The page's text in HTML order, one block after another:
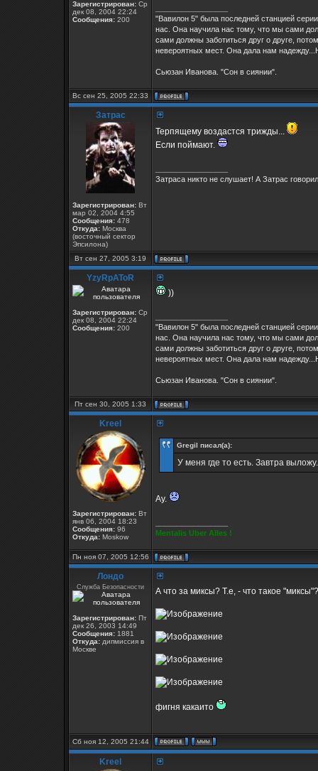
Зарегистрирован: Ср
дек 08, 2004 22:24
Сообщения: 200
"Вавилон 5" была последней станцией
нас. Она научила нас тому, что мы сами
сами должны заботиться друг о друге,
невероятных мест. Она дала нам
Сьюзан Иванова. "Сон в сиянии".
Вс сен 25, 2005 22:33
Затрас
Зарегистрирован: Вт
мар 02, 2004 4:55
Сообщения: 478
Откуда: Москва
(восточный сектор
Эпсилона)
Терпящему воздастся трижды...
Если поймают.
Затраса никто не слушает! А Затрас
Вт сен 27, 2005 3:19
YzyRpAToR
Зарегистрирован: Ср
дек 08, 2004 22:24
Сообщения: 200
))
"Вавилон 5" была последней станцией
нас. Она научила нас тому, что мы сами
сами должны заботиться друг о друге,
невероятных мест. Она дала нам
Сьюзан Иванова. "Сон в сиянии".
Пт сен 30, 2005 1:33
Kreel
Зарегистрирован: Вт
янв 06, 2004 18:23
Сообщения: 96
Откуда: Moskow
Gregil писал(а):
У меня где то есть. Завтра выложу.
Ау.
Mentalis Uber Alles !
Пн ноя 07, 2005 12:56
Лондо
Служба Безопасности
Зарегистрирован: Пт
дек 26, 2003 14:49
Сообщения: 1881
Откуда: дипмиссия в
Москве
А что за миксы? Т.е, - что такое
фигня какаито
Сб ноя 12, 2005 21:44
Kreel